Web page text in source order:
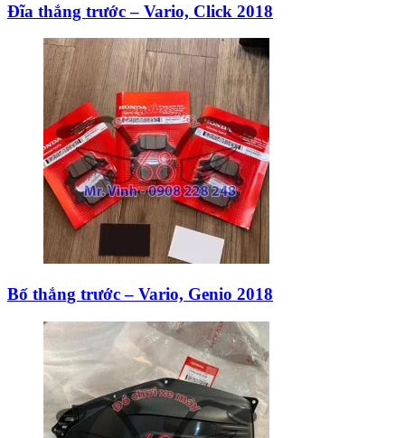
Đĩa thắng trước – Vario, Click 2018
Bố thắng trước – Vario, Genio 2018